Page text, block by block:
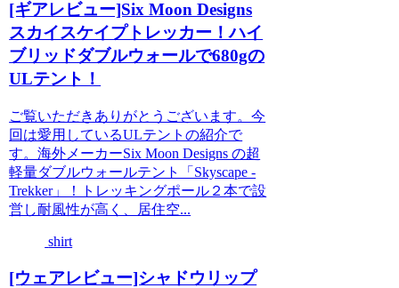
[ギアレビュー]Six Moon Designs
スカイスケイプトレッカー！ハイ
ブリッドダブルウォールで680gの
ULテント！
ご覧いただきありがとうございます。今
回は愛用しているULテントの紹介で
す。海外メーカーSix Moon Designs の超
軽量ダブルウォールテント「Skyscape -
Trekker」！トレッキングポール２本で設
営し耐風性が高く、居住空...
shirt
[ウェアレビュー]シャドウリップ